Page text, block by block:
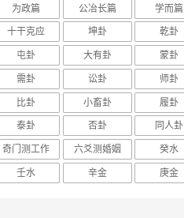
为政篇
公冶长篇
学而篇
十干克应
坤卦
乾卦
屯卦
大有卦
蒙卦
需卦
讼卦
师卦
比卦
小畜卦
履卦
泰卦
否卦
同人卦
奇门测工作
六爻测婚姻
癸水
壬水
辛金 庚金